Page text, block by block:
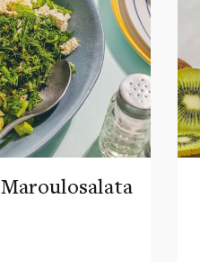
Maroulosalata